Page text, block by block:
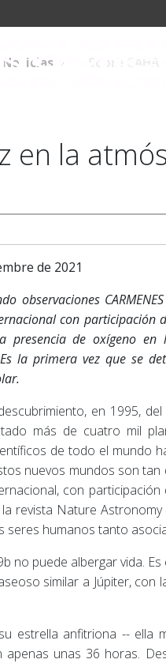
Noticias
en la
de 2021
observaciones
con participación
presencia de oxígeno
la primera vez que se
en 1995,
más de cuatro mil
de todo el mundo
nuevos mundos son tan
con
la revista Nature
humanos tanto
puede albergar vida.
similar a Júpiter,
estrella anfitriona -- ella
unas 36 horas.